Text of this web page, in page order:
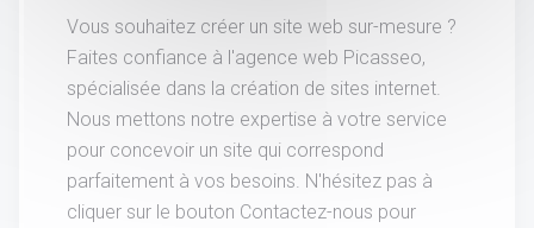
Vous souhaitez créer un site web sur-mesure ?
Faites confiance à l'agence web Picasseo,
spécialisée dans la création de sites internet.
Nous mettons notre expertise à votre service
pour concevoir un site qui correspond
parfaitement à vos besoins. N'hésitez pas à
cliquer sur le bouton Contactez-nous pour